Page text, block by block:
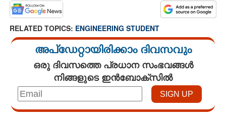
RELATED TOPICS: ENGINEERING STUDENT
അപ്ഡേറ്റായിരിക്കാം ദിവസവും
ഒരു ദിവസത്തെ പ്രധാന സംഭവങ്ങൾ
നിങ്ങളുടെ ഇൻബോക്സിൽ